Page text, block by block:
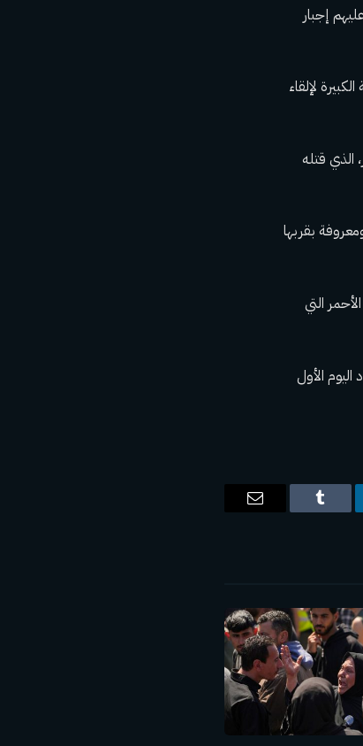
إجبار
لإلقاء
آخر يهتف تحية ليحيى السنوار، أحد مهندسي أحداث 7 أكتوبر، الذي قتله
بقربها
التي
الأول
Tumblr
البريد